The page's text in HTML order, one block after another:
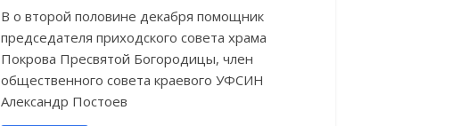
В о второй половине декабря помощник
председателя приходского совета храма
Покрова Пресвятой Богородицы, член
общественного совета краевого УФСИН
Александр Постоев